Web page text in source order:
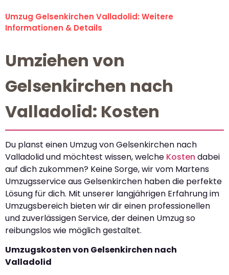
Umzug Gelsenkirchen Valladolid: Weitere
Informationen & Details
Umziehen von
Gelsenkirchen nach
Valladolid: Kosten
Du planst einen Umzug von Gelsenkirchen nach
Valladolid und möchtest wissen, welche Kosten dabei
auf dich zukommen? Keine Sorge, wir vom Martens
Umzugsservice aus Gelsenkirchen haben die perfekte
Lösung für dich. Mit unserer langjährigen Erfahrung im
Umzugsbereich bieten wir dir einen professionellen
und zuverlässigen Service, der deinen Umzug so
reibungslos wie möglich gestaltet.
Umzugskosten von Gelsenkirchen nach
Valladolid